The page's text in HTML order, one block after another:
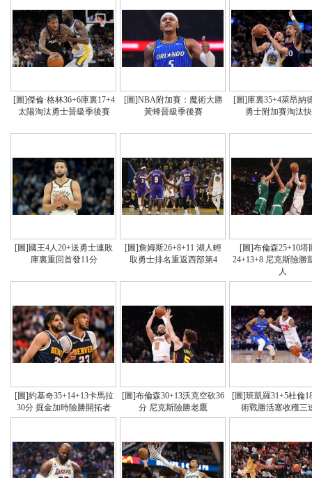
[圖]傑倫·格林36+6庫裏17+4
太陽淘汰勇士晉級季後賽
[圖]NBA附加賽：魔術大勝
黃蜂晉級季後賽
[圖]庫裏35+4萊昂納
勇士附加賽淘汰
[圖]國王4人20+送勇士連敗
庫裏重回首發11分
[圖]詹姆斯26+8+11 湖人輕
取勇士排名重返西部第4
[圖]布倫森25+10塔
24+13+8 尼克斯險勝
人
[圖]約基奇35+14+13卡馬拉
30分 掘金加時險勝開拓者
[圖]布倫森30+13沃克空砍36
分 尼克斯險勝老鷹
[圖]班凱羅31+5杜倫
術戰勝活塞收穫三